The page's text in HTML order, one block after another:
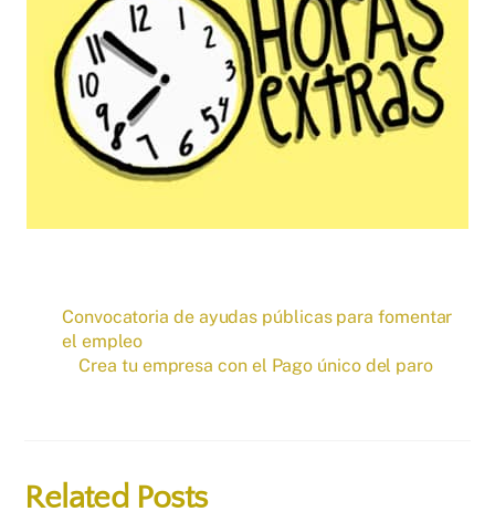
Convocatoria de ayudas públicas para fomentar
el empleo
Crea tu empresa con el Pago único del paro
Related Posts